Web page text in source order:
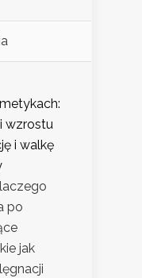
wzrostu
i walkę
po
jak